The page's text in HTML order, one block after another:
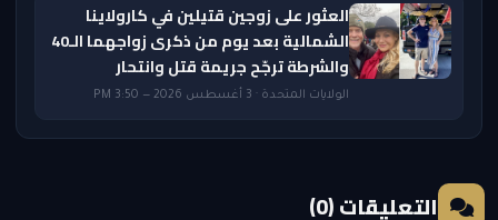
العثور على زوجين قتيلين في كارولاينا
الشمالية بعد يوم من ذكرى زواجهما الـ40
والشرطة ترجّح جريمة قتل وانتحار
الولايات المتحدة · 3 أغسطس 2026 — 3:50 PM
التعليقات (0)